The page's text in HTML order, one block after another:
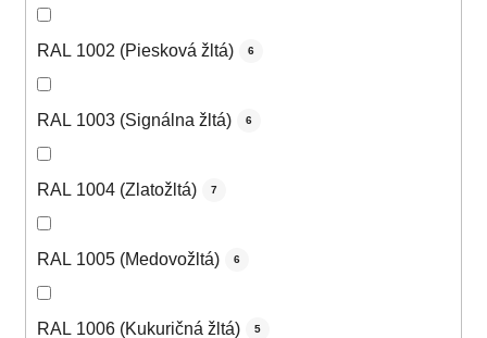
RAL 1002 (Piesková žltá) 6
RAL 1003 (Signálna žltá) 6
RAL 1004 (Zlatožltá) 7
RAL 1005 (Medovožltá) 6
RAL 1006 (Kukuričná žltá) 5